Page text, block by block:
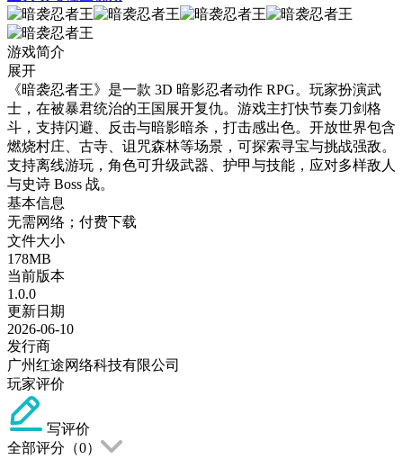
游戏简介
展开
《暗袭忍者王》是一款 3D 暗影忍者动作 RPG。玩家扮演武
士，在被暴君统治的王国展开复仇。游戏主打快节奏刀剑格
斗，支持闪避、反击与暗影暗杀，打击感出色。开放世界包含
燃烧村庄、古寺、诅咒森林等场景，可探索寻宝与挑战强敌。
支持离线游玩，角色可升级武器、护甲与技能，应对多样敌人
与史诗 Boss 战。
基本信息
无需网络；付费下载
文件大小
178MB
当前版本
1.0.0
更新日期
2026-06-10
发行商
广州红途网络科技有限公司
玩家评价
写评价
全部评分（0）